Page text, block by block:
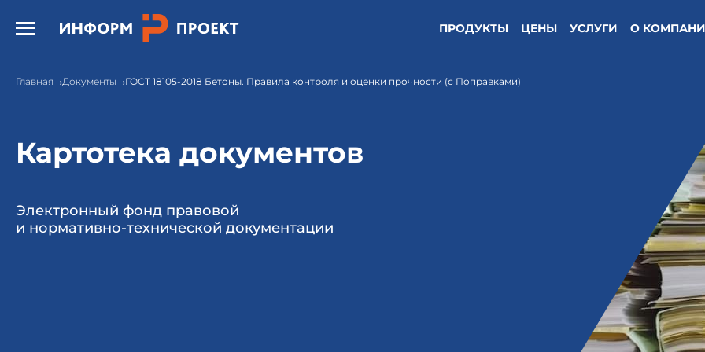
Открыть бургер меню. ПРОДУКТЫ ЦЕНЫ УСЛУГИ О
Главная Документы ГОСТ 18105-2018 Бетоны. Правила контроля и оценки прочности (с Поправками)
Картотека документов
Электронный фонд правовой
и нормативно-технической документации